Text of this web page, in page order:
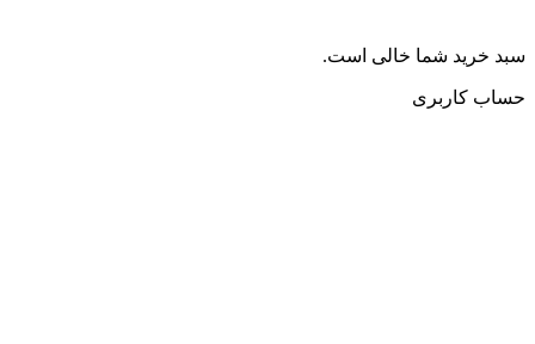
سبد خرید شما خالی است.
حساب کاربری